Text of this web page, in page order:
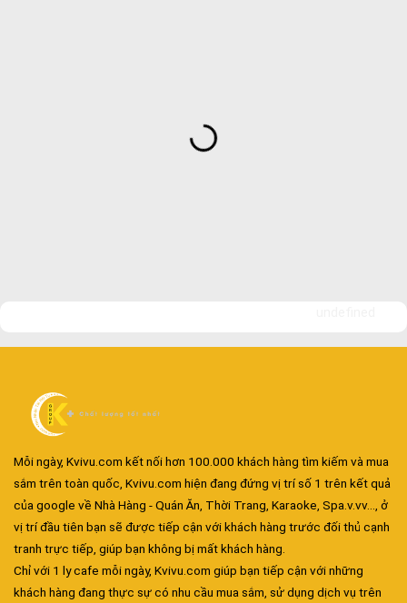
Mỗi ngày, Kvivu.com kết nối hơn 100.000 khách hàng tìm kiếm và mua
sắm trên toàn quốc, Kvivu.com hiện đang đứng vị trí số 1 trên kết quả
của google về Nhà Hàng - Quán Ăn, Thời Trang, Karaoke, Spa.v.vv..., ở
vị trí đầu tiên bạn sẽ được tiếp cận với khách hàng trước đối thủ cạnh
tranh trực tiếp, giúp bạn không bị mất khách hàng.
Chỉ với 1 ly cafe mỗi ngày, Kvivu.com giúp bạn tiếp cận với những
khách hàng đang thực sự có nhu cầu mua sắm, sử dụng dịch vụ trên
Đa dạng màu sắc cửa nhôm – Tối ưu màu sắc Kiến Trúc
Cửa nhôm chống gió mưa – Hiên ngang giữa thời tiết khắc
nghiệt